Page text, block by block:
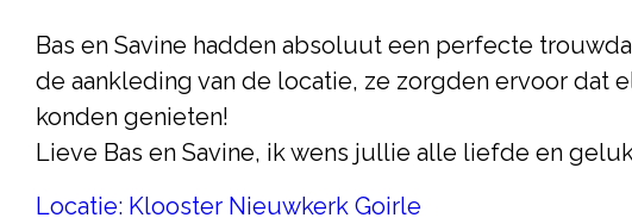
Bas en Savine hadden absoluut een perfecte
de aankleding van de locatie, ze zorgden ervoor
konden genieten!
Lieve Bas en Savine, ik wens jullie alle liefde en
Locatie: Klooster Nieuwkerk Goirle